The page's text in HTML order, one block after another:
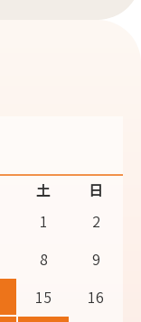
土
日
1
2
8
9
15
16